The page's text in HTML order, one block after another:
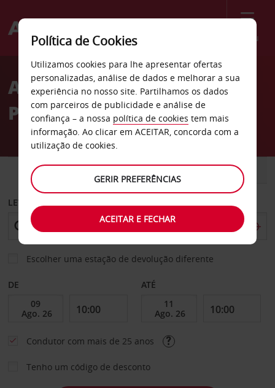
Menu
Welcome
AvisAluguer de carros Hotel
Pullman em Lomé
CARRO COMERCIAIS
LEVANTAR EM
Escolher uma estação de devolução diferente
DE ATÉ
Condutor com mais de 25 anos
Tenho um código de desconto
Política de Cookies
Utilizamos cookies para lhe apresentar ofertas
personalizadas, análise de dados e melhorar a sua
experiência no nosso site. Partilhamos os dados
com parceiros de publicidade e análise de
confiança – a nossa política de cookies tem mais
informação. Ao clicar em ACEITAR, concorda com a
utilização de cookies.
GERIR PREFERÊNCIAS
ACEITAR E FECHAR